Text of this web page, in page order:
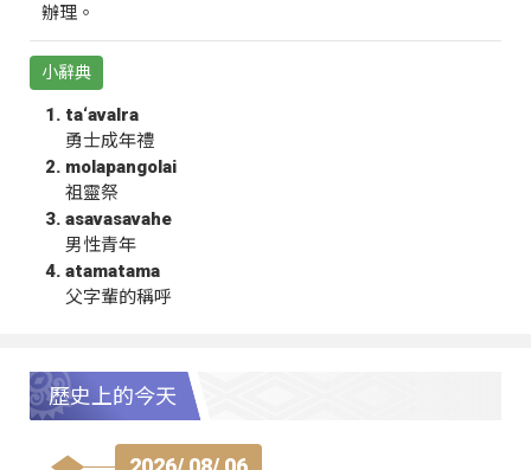
辦理。
小辭典
ta‘avalra
勇士成年禮
molapangolai
祖靈祭
asavasavahe
男性青年
atamatama
父字輩的稱呼
歷史上的今天